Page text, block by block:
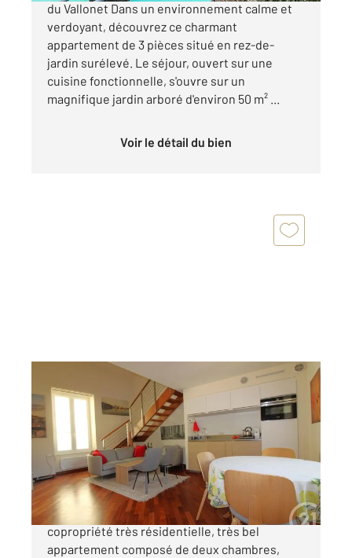
du Vallonet Dans un environnement calme et
verdoyant, découvrez ce charmant
appartement de 3 pièces situé en rez-de-
jardin surélevé. Le séjour, ouvert sur une
cuisine fonctionnelle, s'ouvre sur un
magnifique jardin arboré d'environ 50 m² ...
Voir le détail du bien
MENTON 06
55,84 m2
, 3 pièces
Ref : 574
Appartement Duplex à vendre
385 000 €
A qAu coeur de la ville dans une très jolie
copropriété très résidentielle, très bel
appartement composé de deux chambres,